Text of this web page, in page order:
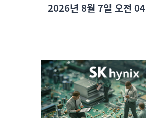
2026년 8월 7일 오전